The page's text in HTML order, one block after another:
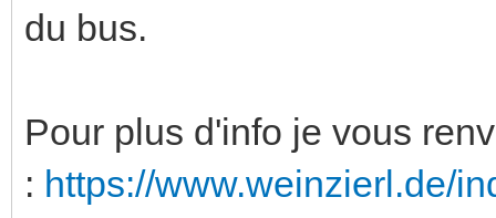
du bus.
Pour plus d'info je vous
: https://www.weinzierl.de/